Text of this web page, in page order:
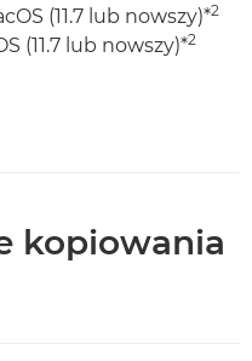
(11.7 lub nowszy)*2
(11.7 lub nowszy)*2
kopiowania